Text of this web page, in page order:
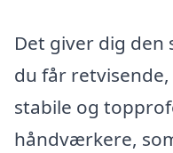
Det giver dig den
du får
stabile og
håndværkere,